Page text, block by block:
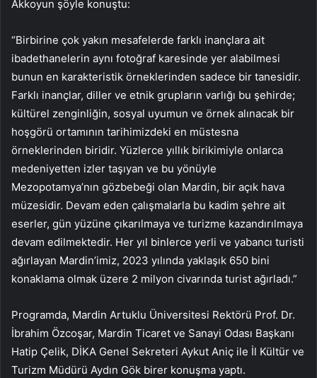
Akkoyun şöyle konuştu:
“Birbirine çok yakın mesafelerde farklı inançlara ait
ibadethanelerin aynı fotoğraf karesinde yer alabilmesi
bunun en karakteristik örneklerinden sadece bir tanesidir.
Farklı inançlar, diller ve etnik grupların varlığı bu şehirde;
kültürel zenginliğin, sosyal uyumun ve örnek alınacak bir
hoşgörü ortamının tarihimizdeki en müstesna
örneklerinden biridir. Yüzlerce yıllık birikimiyle onlarca
medeniyetten izler taşıyan ve bu yönüyle
Mezopotamya’nın gözbebeği olan Mardin, bir açık hava
müzesidir. Devam eden çalışmalarla bu kadim şehre ait
eserler, gün yüzüne çıkarılmaya ve turizme kazandırılmaya
devam edilmektedir. Her yıl binlerce yerli ve yabancı turisti
ağırlayan Mardin’imiz, 2023 yılında yaklaşık 650 bini
konaklama olmak üzere 2 milyon civarında turist ağırladı.”
Programda, Mardin Artuklu Üniversitesi Rektörü Prof. Dr.
İbrahim Özcoşar, Mardin Ticaret ve Sanayi Odası Başkanı
Hatip Çelik, DİKA Genel Sekreteri Aykut Aniç ile İl Kültür ve
Turizm Müdürü Aydın Gök birer konuşma yaptı.